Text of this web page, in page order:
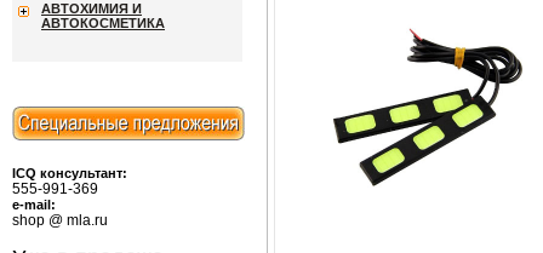
АВТОХИМИЯ И
АВТОКОСМЕТИКА
ICQ консультант:
555-991-369
e-mail:
shop @ mla.ru